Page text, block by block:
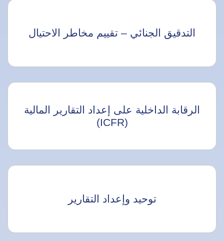
التدقيق الجنائي – تقييم مخاطر الاحتيال
الرقابة الداخلية على إعداد التقارير المالية
(ICFR)
توحيد وإعداد التقارير